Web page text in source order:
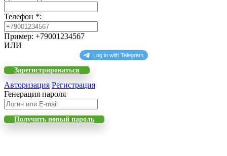
Телефон *:
Пример: +79001234567
ИЛИ
Зарегистрироваться
Авторизация Регистрация
Генерация пароля
Получить новый пароль